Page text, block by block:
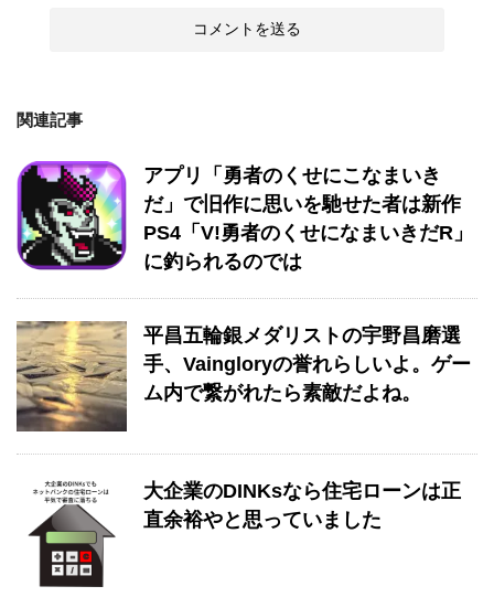
関連記事
アプリ「勇者のくせにこなまいき
だ」で旧作に思いを馳せた者は新作
PS4「V!勇者のくせになまいきだR」
に釣られるのでは
平昌五輪銀メダリストの宇野昌磨選
手、Vaingloryの誉れらしいよ。ゲー
ム内で繋がれたら素敵だよね。
大企業のDINKsなら住宅ローンは正
直余裕やと思っていました